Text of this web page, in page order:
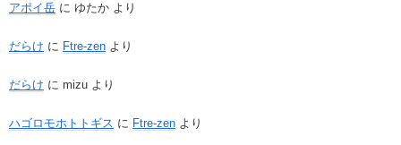
アポイ岳 に ゆたか より
だらけ に Ftre-zen より
だらけ に mizu より
ハゴロモホトトギス に Ftre-zen より